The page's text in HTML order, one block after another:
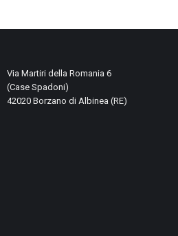
Via Martiri della Romania 6
(Case Spadoni)
42020 Borzano di Albinea (RE)